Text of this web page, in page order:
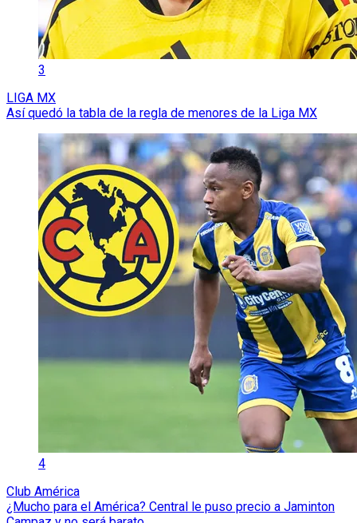
3
LIGA MX
Así quedó la tabla de la regla de menores de la Liga MX
4
Club América
¿Mucho para el América? Central le puso precio a Jaminton